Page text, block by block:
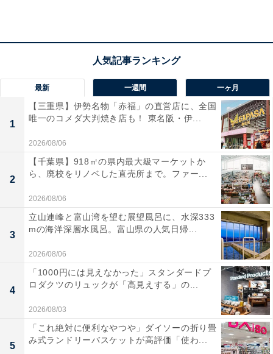
ATAOミニ財布（画像出典：Amazon）
ブランド誕生20周年を記念した今回の付録は、リッチな
シボ感のある合皮素材を採用しており、付録の域を超え
た高級感のある仕上がりです。フロントにはATAOの象
徴であるゴールドの三角プレートが配され、持つだけで
手元を華やかに演出してくれます。シンプルかつ上品な
デザインなので、大人の女性がオン・オフ問わず日常使
いしやすいのが魅力です。
最新 一週間 一ヶ月
1
【三重県】伊勢名物「赤福」の直営店に、全国
唯一のコメダ大判焼き店も！ 東名阪・伊...
2026/08/06
2
【千葉県】918㎡の県内最大級マーケットか
ら、廃校をリノベした直売所まで。ファー...
2026/08/06
3
立山連峰と富山湾を望む展望風呂に、水深333
mの海洋深層水風呂。富山県の人気日帰...
2026/08/06
4
「1000円には見えなかった」スタンダードプ
ロダクツのリュックが「高見えする」の...
2026/08/03
5
「これ絶対に便利なやつや」ダイソーの折り畳
み式ランドリーバスケットが高評価「使わ...